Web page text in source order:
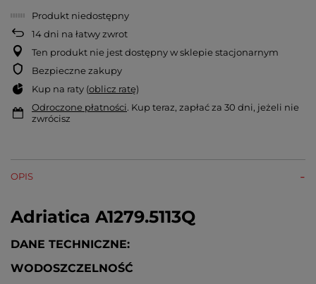
Produkt niedostępny
14dni na łatwy zwrot
Ten produkt nie jest dostępny w sklepie stacjonarnym
Bezpieczne zakupy
Kup na raty (oblicz ratę)
Odroczone płatności. Kup teraz, zapłać za 30 dni, jeżeli nie
zwrócisz
OPIS
Adriatica A1279.5113Q
DANE TECHNICZNE:
WODOSZCZELNOŚĆ